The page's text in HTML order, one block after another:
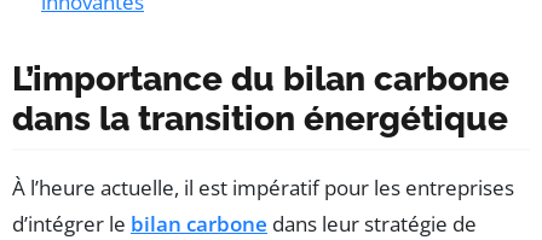
L’importance du bilan carbone
dans la transition énergétique
À l’heure actuelle, il est impératif pour les entreprises
d’intégrer le bilan carbone dans leur stratégie de